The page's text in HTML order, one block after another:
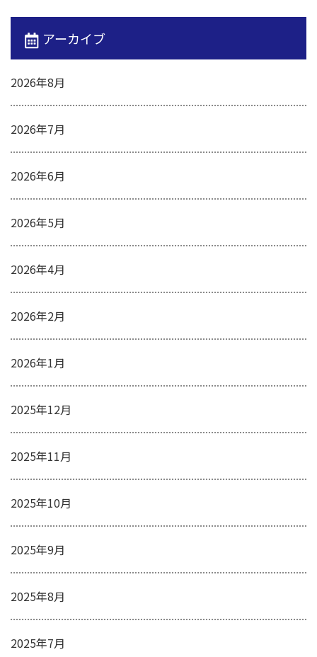
アーカイブ
2026年8月
2026年7月
2026年6月
2026年5月
2026年4月
2026年2月
2026年1月
2025年12月
2025年11月
2025年10月
2025年9月
2025年8月
2025年7月